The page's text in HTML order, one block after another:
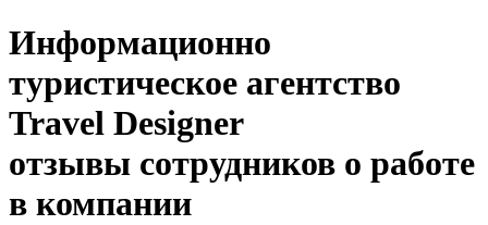
Информационно
туристическое агентство
Travel Designer
отзывы сотрудников о работе
в компании